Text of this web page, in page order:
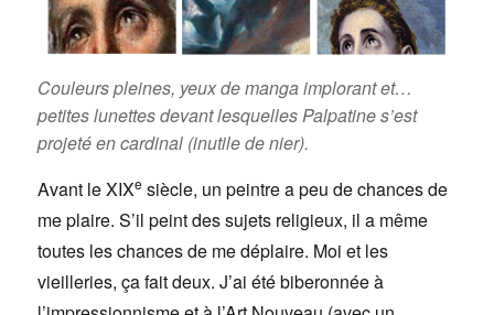
Couleurs pleines, yeux de manga implorant et…
petites lunettes devant lesquelles Palpatine s’est
projeté en cardinal (inutile de nier).
Avant le XIXe siècle, un peintre a peu de chances de
me plaire. S’il peint des sujets religieux, il a même
toutes les chances de me déplaire. Moi et les
vieilleries, ça fait deux. J’ai été biberonnée à